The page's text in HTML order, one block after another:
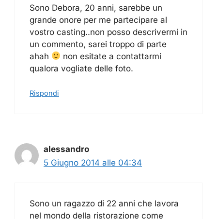
Sono Debora, 20 anni, sarebbe un
grande onore per me partecipare al
vostro casting..non posso descrivermi in
un commento, sarei troppo di parte
ahah
non esitate a contattarmi
qualora vogliate delle foto.
Rispondi
alessandro
5 Giugno 2014 alle 04:34
Sono un ragazzo di 22 anni che lavora
nel mondo della ristorazione come